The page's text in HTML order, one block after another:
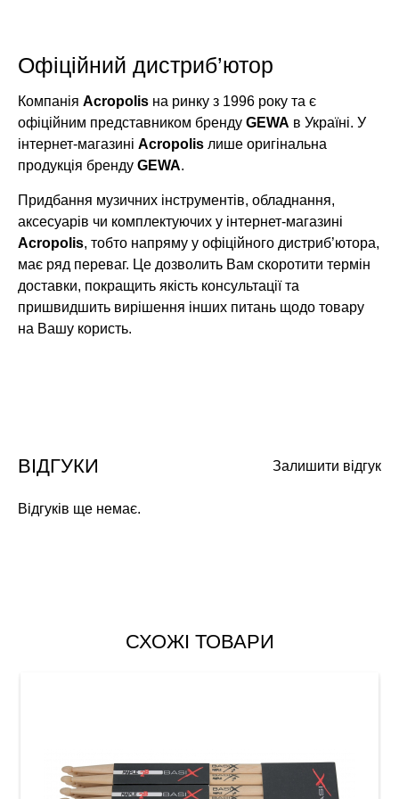
Офіційний дистриб’ютор
Компанія Acropolis на ринку з 1996 року та є
офіційним представником бренду GEWA в Україні. У
інтернет-магазині Acropolis лише оригінальна
продукція бренду GEWA.
Придбання музичних інструментів, обладнання,
аксесуарів чи комплектуючих у інтернет-магазині
Acropolis, тобто напряму у офіційного дистриб’ютора,
має ряд переваг. Це дозволить Вам скоротити термін
доставки, покращить якість консультації та
пришвидшить вирішення інших питань щодо товару
на Вашу користь.
Залишити відгук
ВІДГУКИ
Відгуків ще немає.
СХОЖІ ТОВАРИ